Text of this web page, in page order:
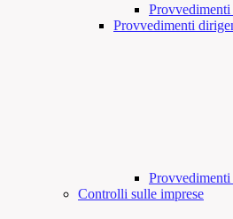
Provvedimenti
Controlli sulle imprese